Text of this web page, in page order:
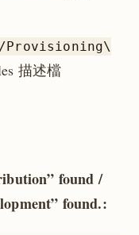
Provisioning\
描述檔
found /
found.: